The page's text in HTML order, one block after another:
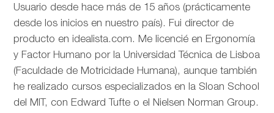
Usuario desde hace más de 15 años (prácticamente
desde los inicios en nuestro país). Fui director de
producto en idealista.com. Me licencié en Ergonomía
y Factor Humano por la Universidad Técnica de Lisboa
(Faculdade de Motricidade Humana), aunque también
he realizado cursos especializados en la Sloan School
del MIT, con Edward Tufte o el Nielsen Norman Group.